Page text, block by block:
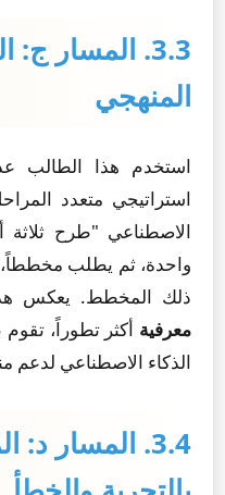
3.3. المسار
المنهجي
استخدم هذا الطالب
استراتيجي متعدد
واحدة، ثم يطلب
ذلك المخطط. يعكس
معرفية أكثر تطوراً، تقوم
الذكاء الاصطناعي
3.4. المسار